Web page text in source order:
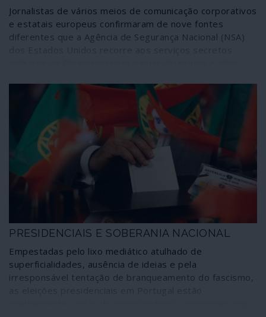
Jornalistas de vários meios de comunicação corporativos
e estatais europeus confirmaram de nove fontes
diferentes que a Agência de Segurança Nacional (NSA)
designadamente França, Alemanha, Suécia, Noruega,
Holanda e do próprio governo dinamarquês. O assunto
não é novo, obviamente, embora seja tratado como tal.
O que fica por apurar é a extensão, profundidade e
alcance deste mecanismo agora comprovado e
denunciado: a investigação incidiu sobre um documento
resultante de uma simples situação numa gigantesca e
ao mesmo tempo capilar malha de devassa.
PRESIDENCIAIS E SOBERANIA NACIONAL
Empestadas pelo lixo mediático atulhado de
superficialidades, ausência de ideias e pela
irresponsável tentação de branqueamento do fascismo,